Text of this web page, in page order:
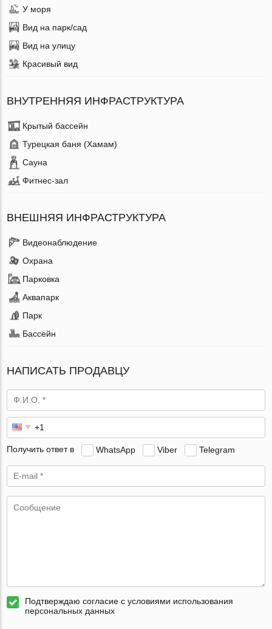
У моря
Вид на парк/сад
Вид на улицу
Красивый вид
ВНУТРЕННЯЯ ИНФРАСТРУКТУРА
Крытый бассейн
Турецкая баня (Хамам)
Сауна
Фитнес-зал
ВНЕШНЯЯ ИНФРАСТРУКТУРА
Видеонаблюдение
Охрана
Парковка
Аквапарк
Парк
Бассейн
НАПИСАТЬ ПРОДАВЦУ
Получить ответ в WhatsApp Viber Telegram
Подтверждаю согласие с условиями использования
персональных данных